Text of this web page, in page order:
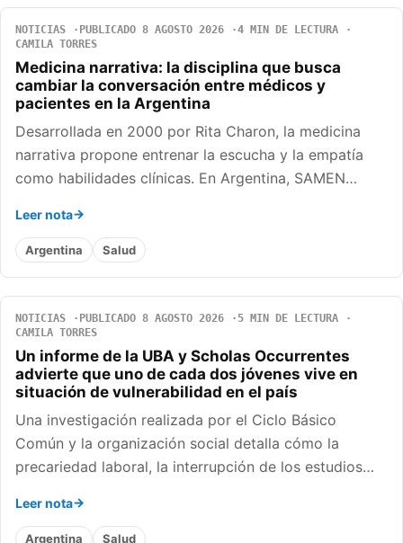
NOTICIAS PUBLICADO 8 AGOSTO 2026
4 MIN DE LECTURA
CAMILA TORRES
Medicina narrativa: la disciplina que busca
cambiar la conversación entre médicos y
pacientes en la Argentina
Desarrollada en 2000 por Rita Charon, la medicina
narrativa propone entrenar la escucha y la empatía
como habilidades clínicas. En Argentina, SAMEN…
Leer nota
Argentina Salud
NOTICIAS PUBLICADO 8 AGOSTO 2026
5 MIN DE LECTURA
CAMILA TORRES
Un informe de la UBA y Scholas Occurrentes
advierte que uno de cada dos jóvenes vive en
situación de vulnerabilidad en el país
Una investigación realizada por el Ciclo Básico
Común y la organización social detalla cómo la
precariedad laboral, la interrupción de los estudios…
Leer nota
Argentina Salud